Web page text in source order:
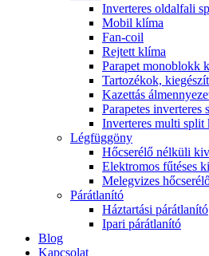
Inverteres oldalfali
Mobil klíma
Fan-coil
Rejtett klíma
Parapet monoblokk
Tartozékok,
Kazettás
Parapetes inverteres
Inverteres multi split
Légfüggöny
Hőcserélő nélküli
Elektromos fűtéses
Melegvizes
Párátlanító
Háztartási párátlanító
Ipari párátlanító
Blog
Kapcsolat